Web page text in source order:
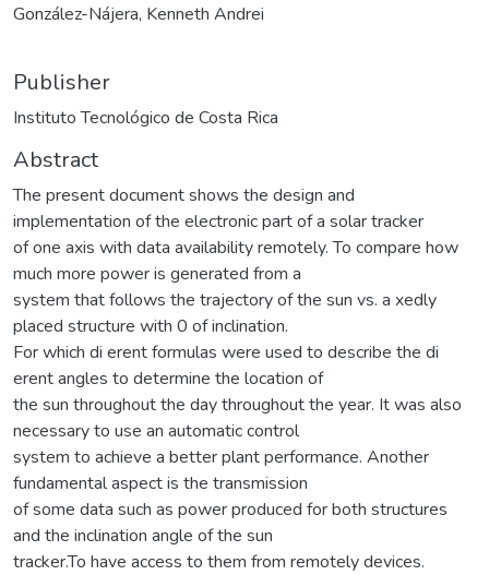
González-Nájera, Kenneth Andrei
Publisher
Instituto Tecnológico de Costa Rica
Abstract
The present document shows the design and
implementation of the electronic part of a solar tracker
of one axis with data availability remotely. To compare how
much more power is generated from a
system that follows the trajectory of the sun vs. a xedly
placed structure with 0 of inclination.
For which di erent formulas were used to describe the di
erent angles to determine the location of
the sun throughout the day throughout the year. It was also
necessary to use an automatic control
system to achieve a better plant performance. Another
fundamental aspect is the transmission
of some data such as power produced for both structures
and the inclination angle of the sun
tracker.To have access to them from remotely devices.